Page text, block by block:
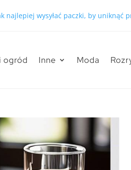
najlepiej wysyłać paczki, by uniknąć
ogród Inne Moda